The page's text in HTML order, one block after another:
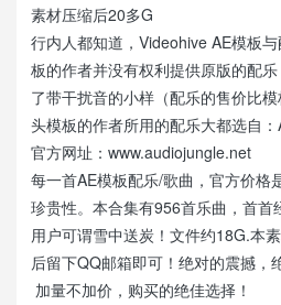
素材压缩后20多G
行内人都知道，Videohive AE模板
板的作者并没有权利提供原版的配
了带干扰音的小样（配乐的售价比
头模板的作者所用的配乐大都选自
官方网址：www.audiojungle.net
每一首AE模板配乐/歌曲，官方价格
珍贵性。本合集有956首乐曲，首首
用户可谓雪中送炭！文件约18G.本
后留下QQ邮箱即可！绝对的震撼，
加量不加价，购买的绝佳选择！